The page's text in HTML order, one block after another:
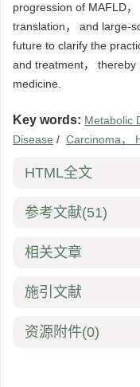
progression of MAFLD
translation， and large-
future to clarify the
and treatment， thereby
medicine.
Key words: Metabolic
Disease / Carcinoma，
HTML全文
参考文献(51)
相关文章
施引文献
资源附件(0)